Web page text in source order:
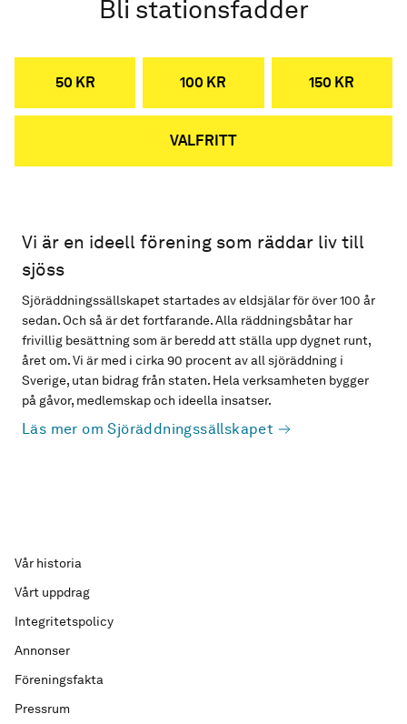
Bli stationsfadder
50 KR 100 KR 150 KR
VALFRITT
Vi är en ideell förening som räddar liv till
sjöss
Sjöräddningssällskapet startades av eldsjälar för över 100 år
sedan. Och så är det fortfarande. Alla räddningsbåtar har
frivillig besättning som är beredd att ställa upp dygnet runt,
året om. Vi är med i cirka 90 procent av all sjöräddning i
Sverige, utan bidrag från staten. Hela verksamheten bygger
på gåvor, medlemskap och ideella insatser.
Läs mer om Sjöräddningssällskapet
Vår historia
Vårt uppdrag
Integritetspolicy
Annonser
Föreningsfakta
Pressrum